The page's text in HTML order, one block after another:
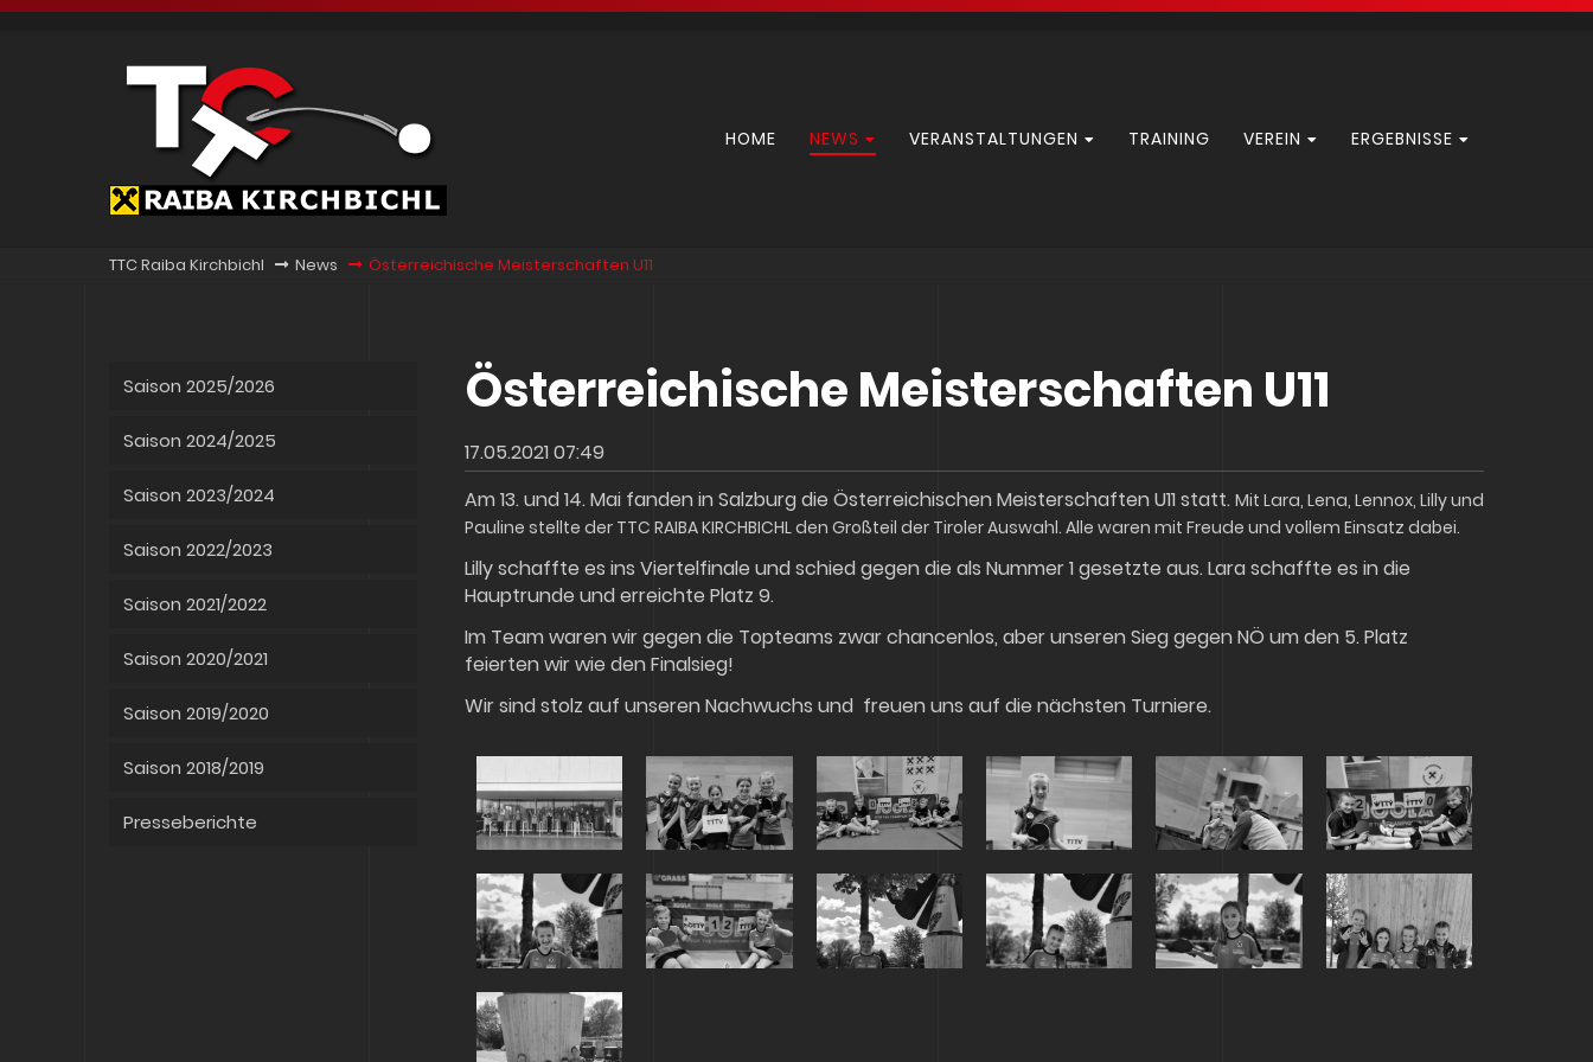
Navigation
überspringen
HOME NEWS VERANSTALTUNGEN TRAINING VEREIN ERGEBNISSE
TTC Raiba Kirchbichl News Österreichische Meisterschaften U11
Österreichische Meisterschaften U11
17.05.2021 07:49
Am 13. und 14. Mai fanden in Salzburg die Österreichischen Meisterschaften U11 statt. Mit Lara, Lena, Lennox, Lilly und
Pauline stellte der TTC RAIBA KIRCHBICHL den Großteil der Tiroler Auswahl. Alle waren mit Freude und vollem Einsatz dabei.
Lilly schaffte es ins Viertelfinale und schied gegen die als Nummer 1 gesetzte aus. Lara schaffte es in die
Hauptrunde und erreichte Platz 9.
Im Team waren wir gegen die Topteams zwar chancenlos, aber unseren Sieg gegen NÖ um den 5. Platz
feierten wir wie den Finalsieg!
Wir sind stolz auf unseren Nachwuchs und freuen uns auf die nächsten Turniere.
Saison 2025/2026
Saison 2024/2025
Saison 2023/2024
Saison 2022/2023
Saison 2021/2022
Saison 2020/2021
Saison 2019/2020
Saison 2018/2019
Presseberichte